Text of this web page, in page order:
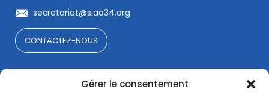
Gérer le consentement
secretariat@siao34.org
CONTACTEZ-NOUS